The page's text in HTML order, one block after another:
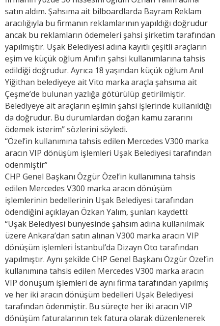
satın aldım. Şahsıma ait bilboardlarda Bayram Reklam
aracılığıyla bu firmanın reklamlarının yapıldığı doğrudur
ancak bu reklamların ödemeleri şahsi şirketim tarafından
yapılmıştır. Uşak Belediyesi adına kayıtlı çeşitli araçların
eşim ve küçük oğlum Anıl’ın şahsi kullanımlarına tahsis
edildiği doğrudur. Ayrıca 18 yaşından küçük oğlum Anıl
Yiğithan belediyeye ait Vito marka araçla şahsıma ait
Çeşme’de bulunan yazlığa götürülüp getirilmiştir.
Belediyeye ait araçların eşimin şahsi işlerinde kullanıldığı
da doğrudur. Bu durumlardan doğan kamu zararını
ödemek isterim” sözlerini söyledi.
“Özel’in kullanımına tahsis edilen Mercedes V300 marka
aracın VIP dönüşüm işlemleri Uşak Belediyesi tarafından
ödenmiştir”
CHP Genel Başkanı Özgür Özel’in kullanımına tahsis
edilen Mercedes V300 marka aracın dönüşüm
işlemlerinin bedellerinin Uşak Belediyesi tarafından
ödendiğini açıklayan Özkan Yalım, şunları kaydetti:
“Uşak Belediyesi bünyesinde şahsım adına kullanılmak
üzere Ankara’dan satın alınan V300 marka aracın VIP
dönüşüm işlemleri İstanbul’da Dizayn Oto tarafından
yapılmıştır. Aynı şekilde CHP Genel Başkanı Özgür Özel’in
kullanımına tahsis edilen Mercedes V300 marka aracın
VIP dönüşüm işlemleri de aynı firma tarafından yapılmış
ve her iki aracın dönüşüm bedelleri Uşak Belediyesi
tarafından ödenmiştir. Bu süreçte her iki aracın VIP
dönüşüm faturalarının tek fatura olarak düzenlenerek